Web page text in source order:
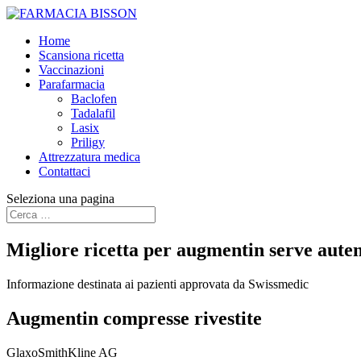
Home
Scansiona ricetta
Vaccinazioni
Parafarmacia
Baclofen
Tadalafil
Lasix
Priligy
Attrezzatura medica
Contattaci
Seleziona una pagina
Migliore ricetta per augmentin serve
Informazione destinata ai pazienti approvata da Swissmedic
Augmentin compresse rivestite
GlaxoSmithKline AG